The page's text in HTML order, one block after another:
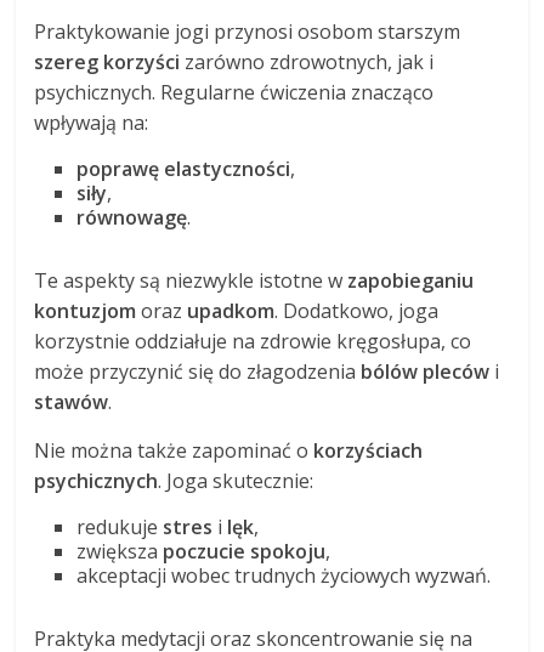
Praktykowanie jogi przynosi osobom starszym
szereg korzyści zarówno zdrowotnych, jak i
psychicznych. Regularne ćwiczenia znacząco
wpływają na:
poprawę elastyczności,
siły,
równowagę.
Te aspekty są niezwykle istotne w zapobieganiu
kontuzjom oraz upadkom. Dodatkowo, joga
korzystnie oddziałuje na zdrowie kręgosłupa, co
może przyczynić się do złagodzenia bólów pleców i
stawów.
Nie można także zapominać o korzyściach
psychicznych. Joga skutecznie:
redukuje stres i lęk,
zwiększa poczucie spokoju,
akceptacji wobec trudnych życiowych wyzwań.
Praktyka medytacji oraz skoncentrowanie się na